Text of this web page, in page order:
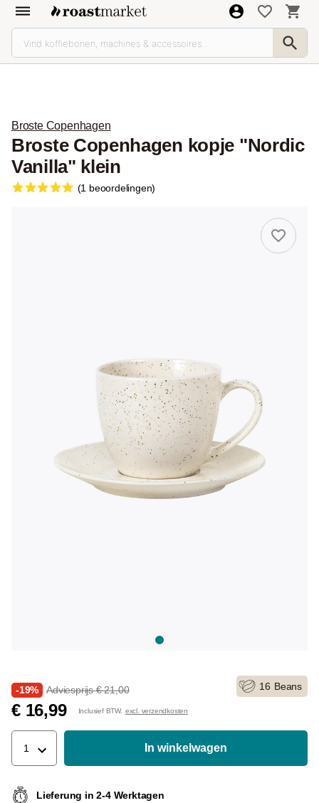
Broste Copenhagen
Broste Copenhagen kopje "Nordic
Vanilla" klein
(1 beoordelingen)
-19% Adviesprijs € 21,00
€ 16,99 Inclusief BTW. excl. verzendkosten
16 Beans
1 In winkelwagen
Lieferung in 2-4 Werktagen